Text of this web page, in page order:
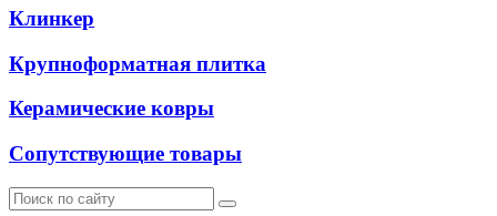
Клинкер
Крупноформатная плитка
Керамические ковры
Сопутствующие товары